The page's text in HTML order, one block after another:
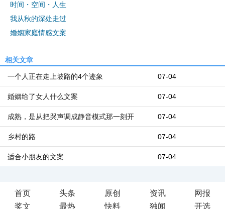
时间・空间・人生
我从秋的深处走过
婚姻家庭情感文案
相关文章
07-04
一个人正在走上坡路的4个迹象
07-04
婚姻给了女人什么文案
07-04
成熟，是从把哭声调成静音模式那一刻开
07-04
乡村的路
07-04
适合小朋友的文案
首页 头条 原创 资讯
网报
奖文
最热 快料 独闻 开选